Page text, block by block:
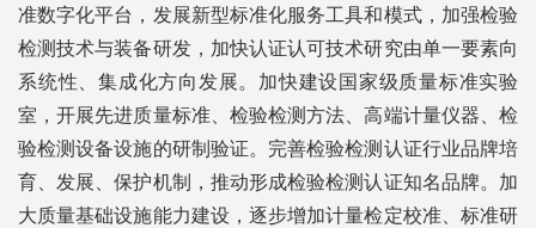
准数字化平台，发展新型标准化服务工具和模式，加强检验
检测技术与装备研发，加快认证认可技术研究由单一要素向
系统性、集成化方向发展。加快建设国家级质量标准实验
室，开展先进质量标准、检验检测方法、高端计量仪器、检
验检测设备设施的研制验证。完善检验检测认证行业品牌培
育、发展、保护机制，推动形成检验检测认证知名品牌。加
大质量基础设施能力建设，逐步增加计量检定校准、标准研